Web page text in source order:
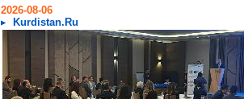
2026-08-06
Kurdistan.Ru